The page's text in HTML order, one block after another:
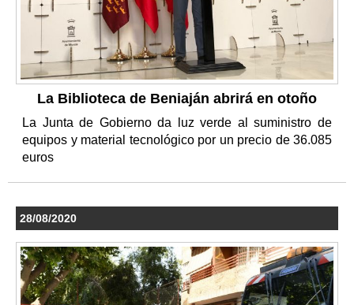
La Biblioteca de Beniaján abrirá en otoño
La Junta de Gobierno da luz verde al suministro de
equipos y material tecnológico por un precio de 36.085
euros
28/08/2020